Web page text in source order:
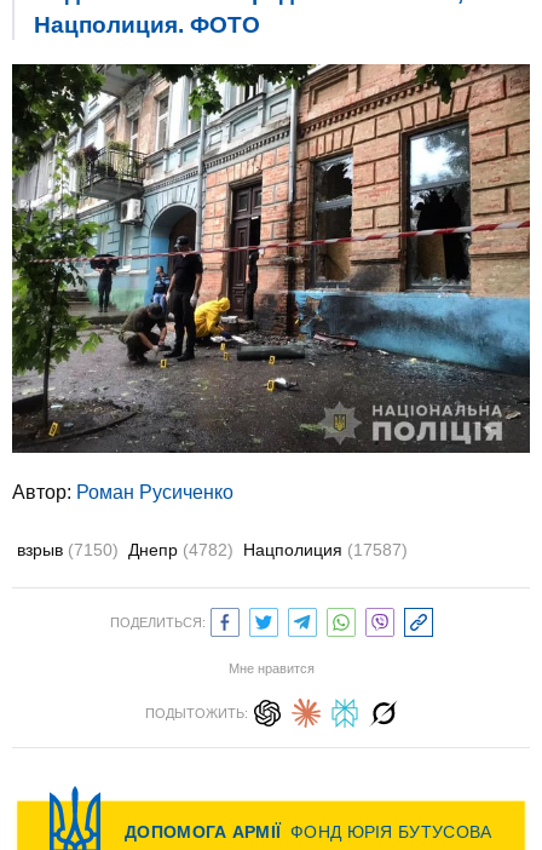
Нацполиция. ФОТО
Автор: Роман Русиченко
взрыв (7150) Днепр (4782) Нацполиция (17587)
ПОДЕЛИТЬСЯ:
Мне нравится
ПОДЫТОЖИТЬ: